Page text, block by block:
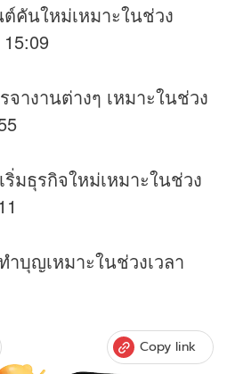
คันใหม่เหมาะในช่วง
างานต่างๆ เหมาะในช่วง
มธุรกิจใหม่เหมาะในช่วง
ำบุญเหมาะในช่วงเวลา
Copy link